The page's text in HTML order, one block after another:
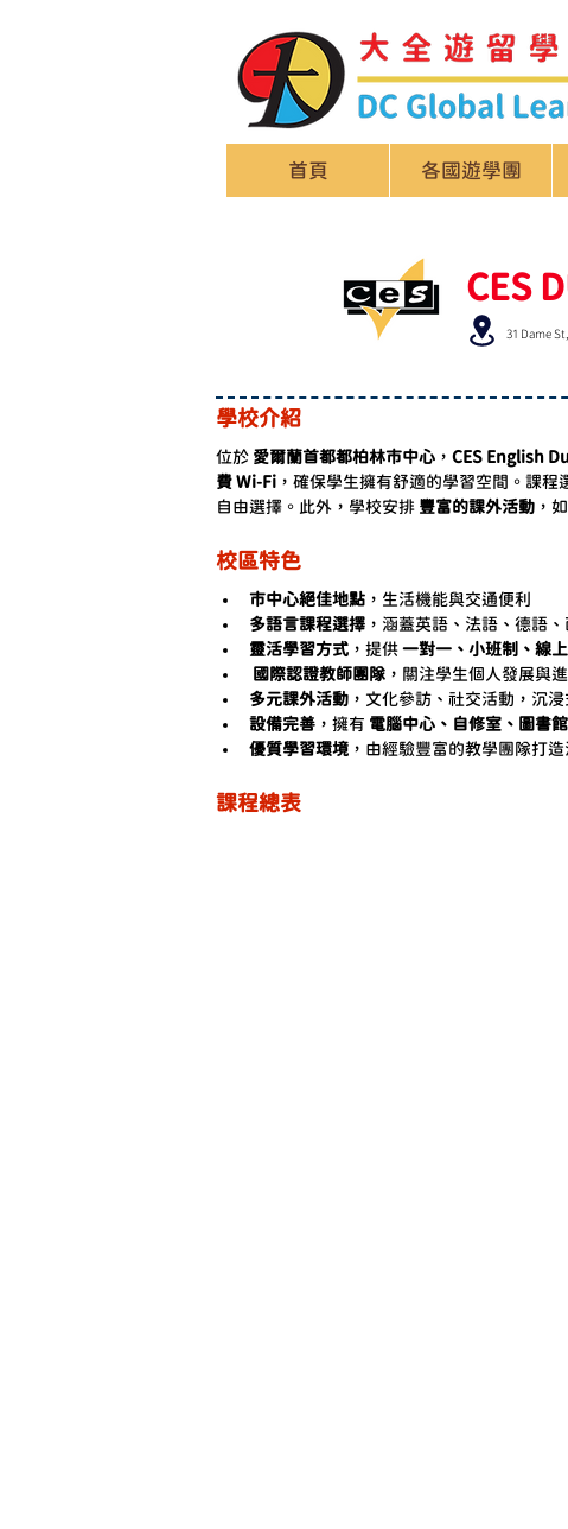
首頁 各國遊學團
CES
31 Dame
學校介紹
位於 愛爾蘭首都都柏林市中心 ， CES English
費 Wi-Fi ，確保學生擁有舒適的學習空間。課程
自由選擇。此外，學校安排 豐富的課外活動 ，如
校區特色
市中心絕佳地點 ，生活機能與交通便利
多語言課程選擇 ，涵蓋英語、法語、德語
靈活學習方式 ，提供 一對一、小班制、線
國際認證教師團隊 ，關注學生個人發展與
多元課外活動 ，文化參訪、社交活動，沉
設備完善 ，擁有 電腦中心、自修室、圖書
優質學習環境 ，由經驗豐富的教學團隊打
課程總表